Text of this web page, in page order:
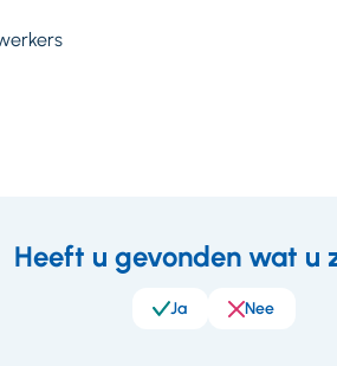
Heeft u gevonden wat u
Ja Nee